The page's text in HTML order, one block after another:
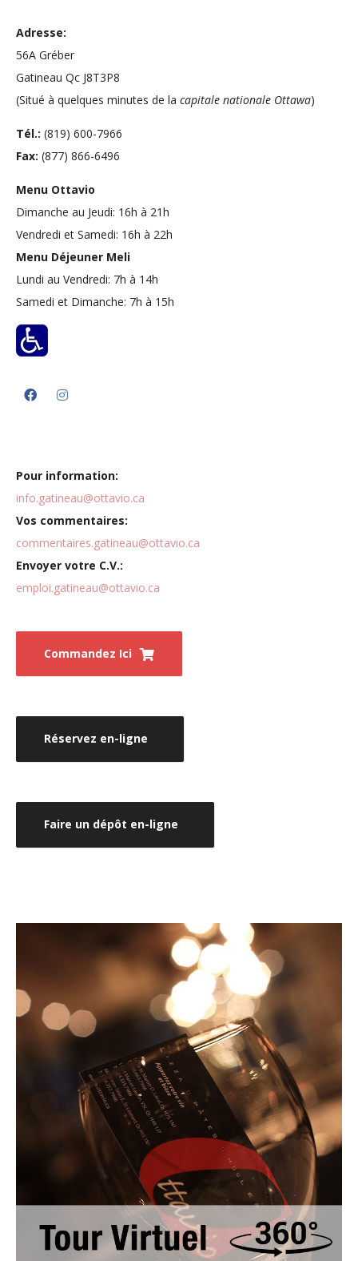
Adresse:
56A Gréber
Gatineau Qc J8T3P8
(Situé à quelques minutes de la capitale nationale Ottawa)
Tél.: (819) 600-7966
Fax: (877) 866-6496
Menu Ottavio
Dimanche au Jeudi: 16h à 21h
Vendredi et Samedi: 16h à 22h
Menu Déjeuner Meli
Lundi au Vendredi: 7h à 14h
Samedi et Dimanche: 7h à 15h
Pour information:
info.gatineau@ottavio.ca
Vos commentaires:
commentaires.gatineau@ottavio.ca
Envoyer votre C.V.:
emploi.gatineau@ottavio.ca
Commandez Ici
Réservez en-ligne
Faire un dépôt en-ligne